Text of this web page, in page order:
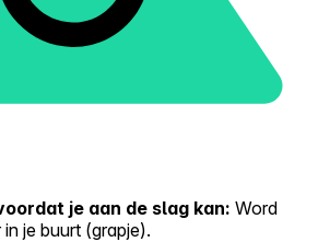
je aan de slag kan: Word
je buurt (grapje).